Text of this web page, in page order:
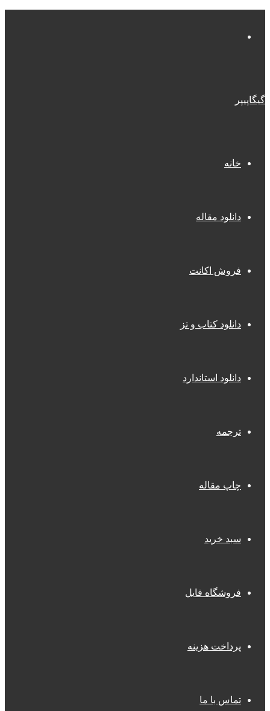
گیگاپیپر
خانه
دانلود مقاله
فروش اکانت
دانلود کتاب و تز
دانلود استاندارد
ترجمه
چاپ مقاله
سبد خرید
فروشگاه فایل
پرداخت هزینه
تماس با ما